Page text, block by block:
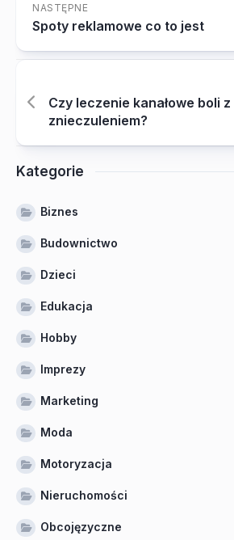
NASTĘPNE
Spoty reklamowe co to jest
Czy leczenie kanałowe boli z
znieczuleniem?
Kategorie
Biznes
Budownictwo
Dzieci
Edukacja
Hobby
Imprezy
Marketing
Moda
Motoryzacja
Nieruchomości
Obcojęzyczne